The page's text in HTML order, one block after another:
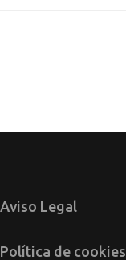
Aviso Legal
Política de cookies